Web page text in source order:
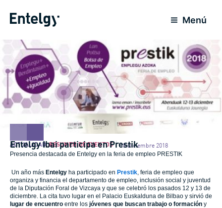
Menú
ACTUALIDAD,RESUMEN DE EVENTOS 18 Diciembre 2018
Entelgy Ibai participa en Prestik
Presencia destacada de Entelgy en la feria de empleo PRESTIK
Un año más Entelgy ha participado en Prestik, feria de empleo que
organiza y financia el departamento de empleo, inclusión social y juventud
de la Diputación Foral de Vizcaya y que se celebró los pasados 12 y 13 de
diciembre. La cita tuvo lugar en el Palacio Euskalduna de Bilbao y sirvió de
lugar de encuentro entre los jóvenes que buscan trabajo o formación y